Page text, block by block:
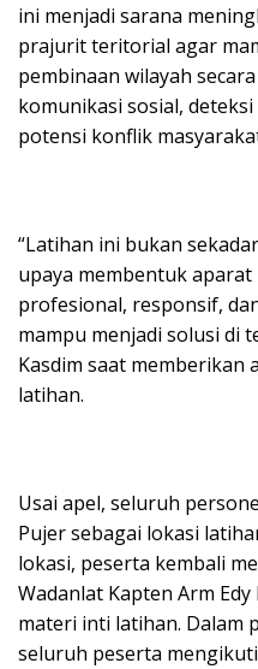
ini menjadi sarana
prajurit teritorial agar
pembinaan wilayah
komunikasi sosial,
potensi konflik
“Latihan ini bukan
upaya membentuk
profesional, responsif,
mampu menjadi solusi di
Kasdim saat memberikan
latihan.
Usai apel, seluruh
Pujer sebagai lokasi
lokasi, peserta kembali
Wadanlat Kapten Arm
materi inti latihan. Dalam
seluruh peserta